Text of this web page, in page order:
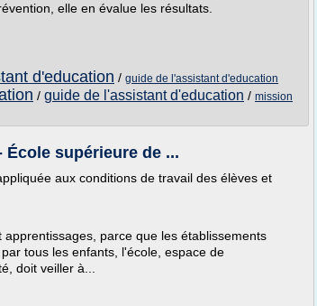
elle en évalue les résultats.
d'education / guide de l'assistant d'education
/ guide de l'assistant d'education / mission
École supérieure de ...
aux conditions de travail des élèves et
parce que les établissements
tous les enfants, l'école, espace de
doit veiller à...